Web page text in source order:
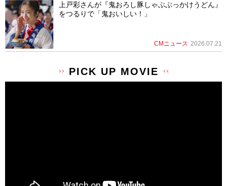
上戸彩さんが『鬼おろし豚しゃぶぶっかけうどん』
をつるりで「鬼おいしい！」
CMニュース 2026.07.21
PICK UP MOVIE